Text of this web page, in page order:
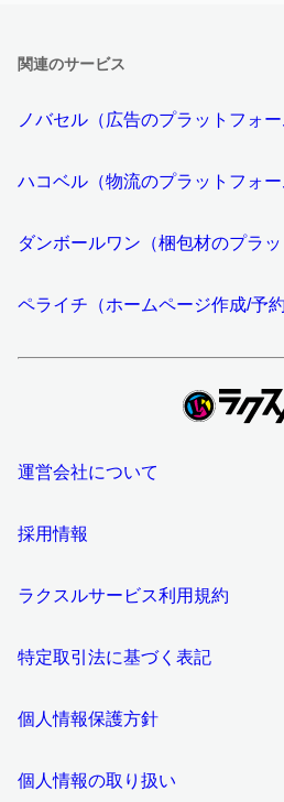
関連のサービス
ノバセル（広告のプラットフォー
ハコベル（物流のプラットフォー
ダンボールワン（梱包材のプラッ
ペライチ（ホームページ作成/予約
運営会社について
採用情報
ラクスルサービス利用規約
特定取引法に基づく表記
個人情報保護方針
個人情報の取り扱い